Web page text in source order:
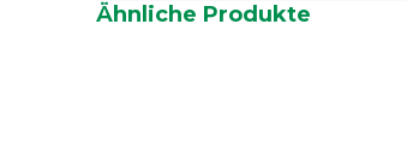
Ähnliche Produkte